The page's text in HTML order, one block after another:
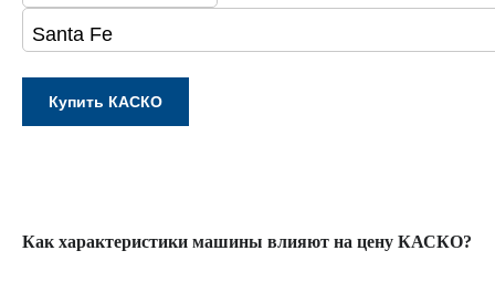
Как характеристики машины влияют на цену КАСКО?